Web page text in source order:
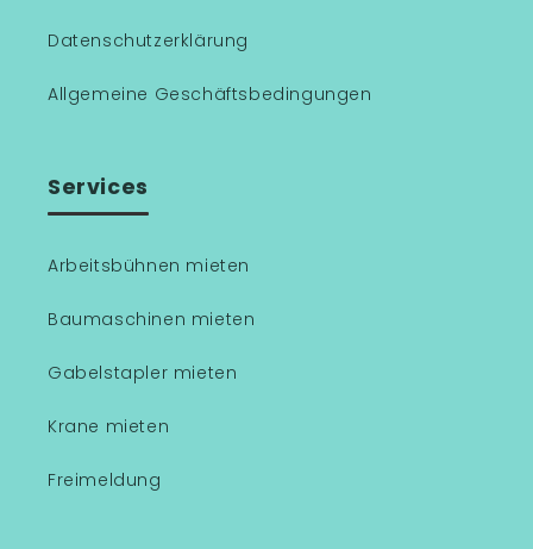
Datenschutzerklärung
Allgemeine Geschäftsbedingungen
Services
Arbeitsbühnen mieten
Baumaschinen mieten
Gabelstapler mieten
Krane mieten
Freimeldung